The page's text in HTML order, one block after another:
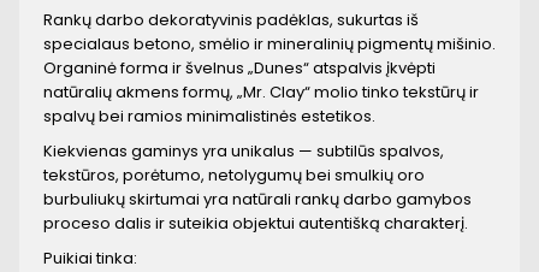
Rankų darbo dekoratyvinis padėklas, sukurtas iš
specialaus betono, smėlio ir mineralinių pigmentų mišinio.
Organinė forma ir švelnus „Dunes“ atspalvis įkvėpti
natūralių akmens formų, „Mr. Clay“ molio tinko tekstūrų ir
spalvų bei ramios minimalistinės estetikos.
Kiekvienas gaminys yra unikalus — subtilūs spalvos,
tekstūros, porėtumo, netolygumų bei smulkių oro
burbuliukų skirtumai yra natūrali rankų darbo gamybos
proceso dalis ir suteikia objektui autentišką charakterį.
Puikiai tinka: